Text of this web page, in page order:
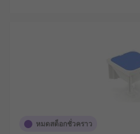
หมดสต็อกชั่วคราว